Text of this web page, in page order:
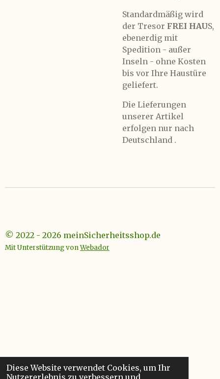
Diese Website verwendet Cookies, um Ihr
Standardmäßig wird
der Tresor FREI HAUS,
ebenerdig mit
Spedition - außer
Inseln - ohne Kosten
bis vor Ihre Haustüre
geliefert.
Die Lieferungen
unserer Artikel
erfolgen nur nach
Deutschland .
© 2022 - 2026 meinSicherheitsshop.de
Mit Unterstützung vonWebador